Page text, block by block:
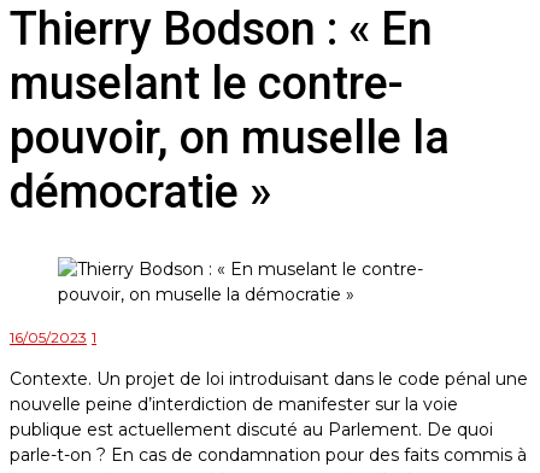
Thierry Bodson : « En
muselant le contre-
pouvoir, on muselle la
démocratie »
16/05/2023 1
Contexte. Un projet de loi introduisant dans le code pénal une
nouvelle peine d’interdiction de manifester sur la voie
publique est actuellement discuté au Parlement. De quoi
parle-t-on ? En cas de condamnation pour des faits commis à